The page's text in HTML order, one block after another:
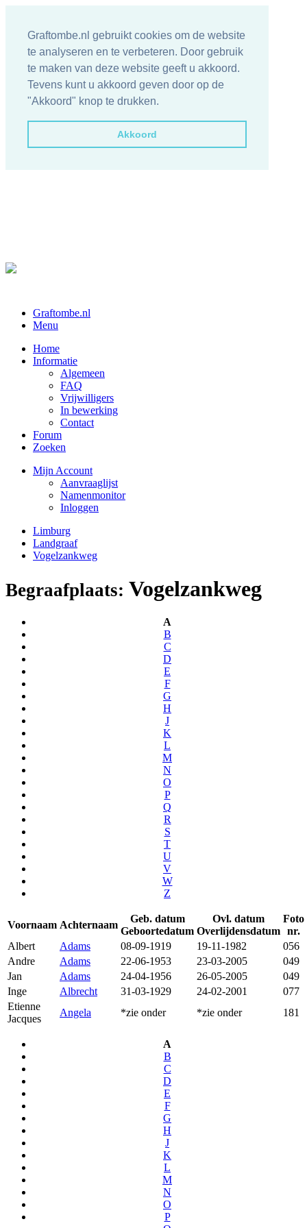
Graftombe.nl gebruikt cookies om de website
te analyseren en te verbeteren. Door gebruik
te maken van deze website geeft u akkoord.
Tevens kunt u akkoord geven door op de
"Akkoord" knop te drukken.
Akkoord
Graftombe.nl
Menu
Home
Informatie
Algemeen
FAQ
Vrijwilligers
In bewerking
Contact
Forum
Zoeken
Mijn Account
Aanvraaglijst
Namenmonitor
Inloggen
Limburg
Landgraaf
Vogelzankweg
Begraafplaats: Vogelzankweg
A
B
C
D
E
F
G
H
J
K
L
M
N
O
P
Q
R
S
T
U
V
W
Z
Voornaam Achternaam
Geb. datum
Geboortedatum
Ovl. datum
Overlijdensdatum
Foto
nr.
Albert
Adams 08-09-1919 19-11-1982
056
Andre
Adams 22-06-1953 23-03-2005
049
Jan
Adams 24-04-1956 26-05-2005
049
Inge
Albrecht 31-03-1929 24-02-2001
077
Etienne
Jacques
Angela *zie onder *zie onder 181
A
B
C
D
E
F
G
H
J
K
L
M
N
O
P